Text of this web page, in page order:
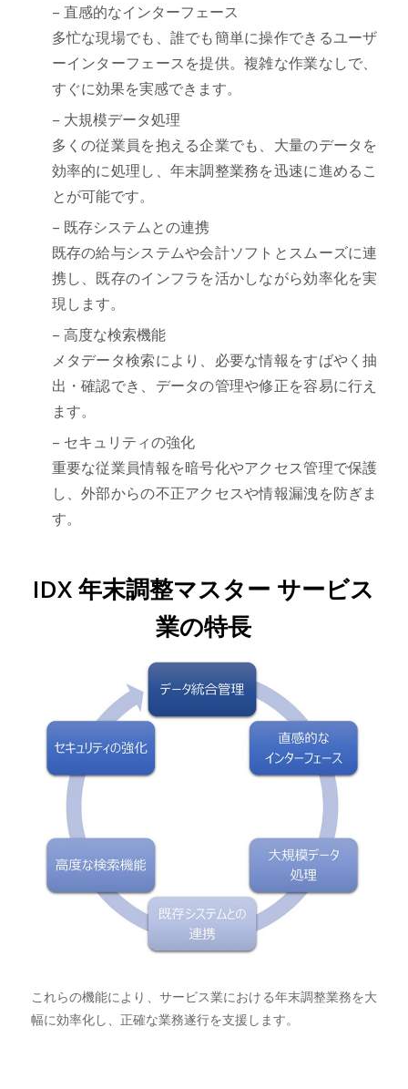
– 直感的なインターフェース
多忙な現場でも、誰でも簡単に操作できるユーザ
ーインターフェースを提供。複雑な作業なしで、
すぐに効果を実感できます。
– 大規模データ処理
多くの従業員を抱える企業でも、大量のデータを
効率的に処理し、年末調整業務を迅速に進めるこ
とが可能です。
– 既存システムとの連携
既存の給与システムや会計ソフトとスムーズに連
携し、既存のインフラを活かしながら効率化を実
現します。
– 高度な検索機能
メタデータ検索により、必要な情報をすばやく抽
出・確認でき、データの管理や修正を容易に行え
ます。
– セキュリティの強化
重要な従業員情報を暗号化やアクセス管理で保護
し、外部からの不正アクセスや情報漏洩を防ぎま
す。
IDX 年末調整マスター サービス
業の特長
これらの機能により、サービス業における年末調整業務を大
幅に効率化し、正確な業務遂行を支援します。